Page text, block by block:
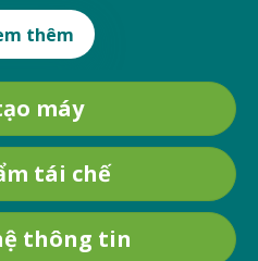
thêm
máy
tái chế
thông tin